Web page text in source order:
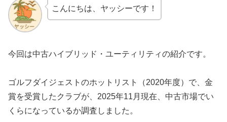
こんにちは、ヤッシーです！
今回は中古ハイブリッド・ユーティリティの紹介です。
ゴルフダイジェストのホットリスト（2020年度）で、金
賞を受賞したクラブが、2025年11月現在、中古市場でい
くらになっているか調査しました。